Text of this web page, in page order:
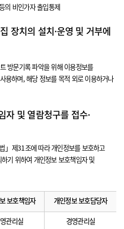
의 비인가자 출입통제
장치의 설치·운영 및 거부에
방문기록 파악을 위해 이용정보를
용하며, 해당 정보를 목적 외로 이용하거나
자 및 열람청구를 접수·
」제31조에 따라 개인정보를 보호하고
기 위하여 개인정보 보호책임자 및
보호책임자 개인정보 보호담당자
관리실 경영관리실